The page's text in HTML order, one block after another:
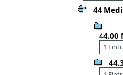
44
44.00
1